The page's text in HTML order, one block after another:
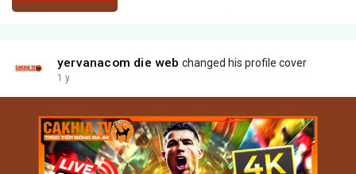
yervanacom die web changed his profile cover
1 y